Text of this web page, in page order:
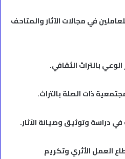
في مجالات الآثار والمتاحف
بالتراث الثقافي.
ذات الصلة بالتراث.
دراسة وتوثيق وصيانة الآثار.
العمل الأثري وتكريم